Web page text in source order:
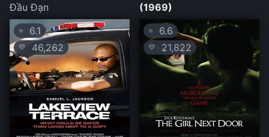
Đầu Đạn
(1969)
⭐ 6.1
💛 46,262
⭐ 6.6
💛 21,822